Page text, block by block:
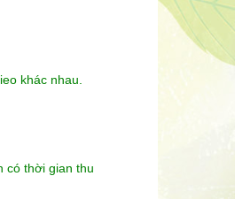
khác nhau.
có thời gian thu